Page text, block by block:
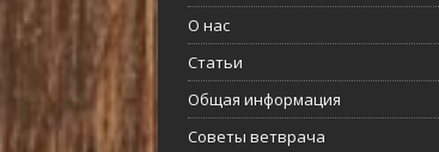
О нас
Статьи
Общая информация
Советы ветврача